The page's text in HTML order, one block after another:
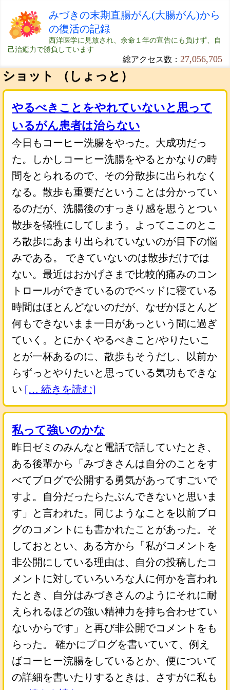
みづきの末期直腸がん(大腸がん)から
の復活の記録
西洋医学に見放され、余命１年の宣告にも負けず、自
己治癒力で勝負しています
総アクセス数： 27,056,705
ショット （しょっと）
やるべきことをやれていないと思って
いるがん患者は治らない
今日もコーヒー洗腸をやった。大成功だっ
た。しかしコーヒー洗腸をやるとかなりの時
間をとられるので、その分散歩に出られなく
なる。散歩も重要だということは分かってい
るのだが、洗腸後のすっきり感を思うとつい
散歩を犠牲にしてしまう。よってここのとこ
ろ散歩にあまり出られていないのが目下の悩
みである。 できていないのは散歩だけでは
ない。最近はおかげさまで比較的痛みのコン
トロールができているのでベッドに寝ている
時間はほとんどないのだが、なぜかほとんど
何もできないまま一日があっという間に過ぎ
ていく。とにかくやるべきこと/やりたいこ
とが一杯あるのに、散歩もそうだし、以前か
らずっとやりたいと思っている気功もできな
い [… 続きを読む]
私って強いのかな
昨日ゼミのみんなと電話で話していたとき、
ある後輩から「みづきさんは自分のことをす
べてブログで公開する勇気があってすごいで
すよ。自分だったらたぶんできないと思いま
す」と言われた。同じようなことを以前ブロ
グのコメントにも書かれたことがあった。そ
しておととい、ある方から「私がコメントを
非公開にしている理由は、自分の投稿したコ
メントに対していろいろな人に何かを言われ
たとき、自分はみづきさんのようにそれに耐
えられるほどの強い精神力を持ち合わせてい
ないからです」と再び非公開でコメントをも
らった。 確かにブログを書いていて、例え
ばコーヒー浣腸をしているとか、便について
の詳細を書いたりするときは、さすがに私も